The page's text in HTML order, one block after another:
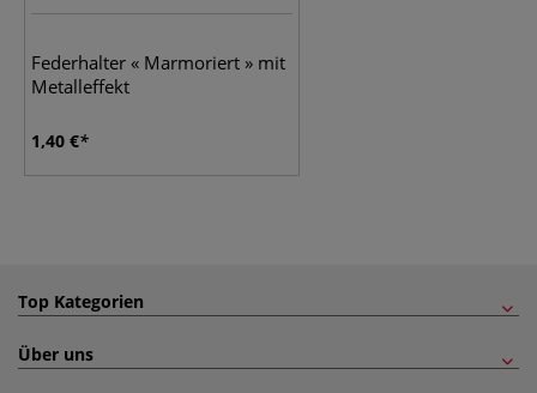
Federhalter « Marmoriert » mit
Metalleffekt
1,40 €
Top Kategorien
Über uns